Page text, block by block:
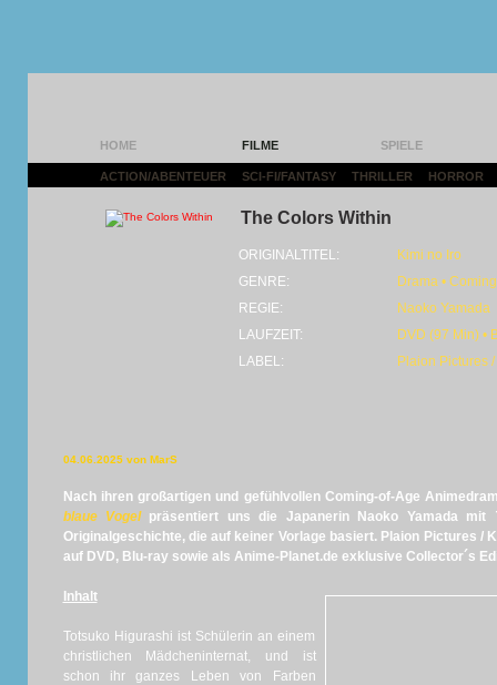
HOME FILME SPIELE
ACTION/ABENTEUER SCI-FI/FANTASY THRILLER HORROR
The Colors Within
ORIGINALTITEL:
Kimi no Iro
GENRE:
Drama •
REGIE:
Naoko Yamada
LAUFZEIT:
DVD (97 Min) •
LABEL:
Plaion Pictures
04.06.2025 von MarS
Nach ihren großartigen und gefühlvollen Coming-of-Age
blaue Vogelpräsentiert uns die Japanerin Naoko Yamada mit
Originalgeschichte, die auf keiner Vorlage basiert. Plaion Pictures /
auf DVD, Blu-ray sowie als Anime-Planet.de exklusive Collector´s
Inhalt
Totsuko Higurashi ist Schülerin an einem
christlichen Mädcheninternat, und ist
schon ihr ganzes Leben von Farben